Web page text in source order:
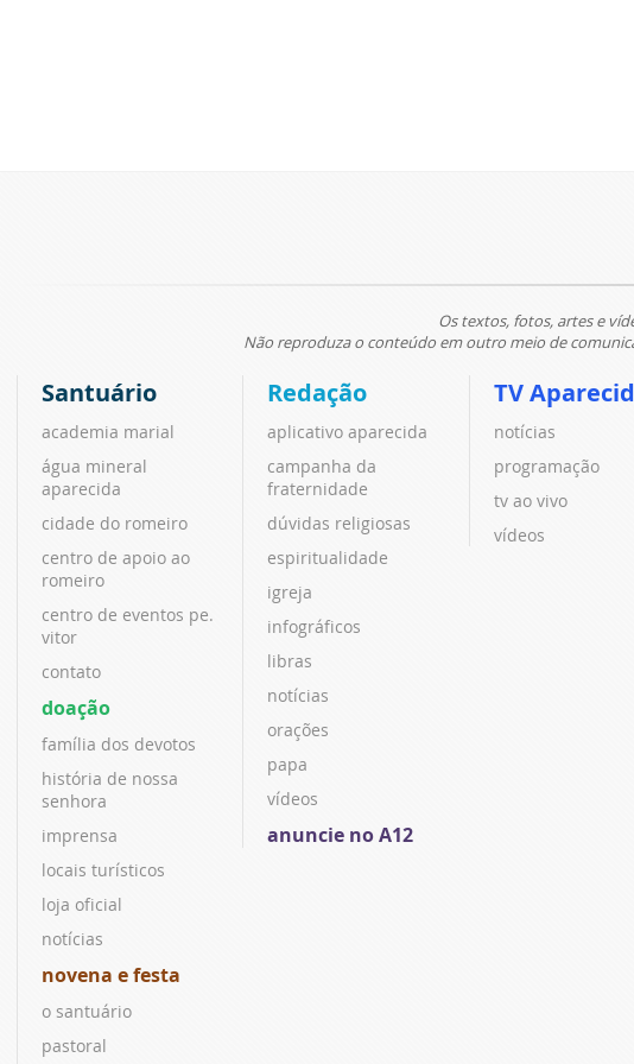
Os textos, fotos, artes e
Não reproduza o conteúdo em outro meio de
Santuário
academia marial
água mineral
aparecida
cidade do romeiro
centro de apoio ao
romeiro
centro de eventos pe.
vitor
contato
doação
família dos devotos
história de nossa
senhora
imprensa
locais turísticos
loja oficial
notícias
novena e festa
o santuário
pastoral
Redação
aplicativo aparecida
campanha da
fraternidade
dúvidas religiosas
espiritualidade
igreja
infográficos
libras
notícias
orações
papa
vídeos
anuncie no A12
TV
notícias
programação
tv ao vivo
vídeos